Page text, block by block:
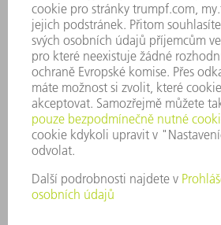
SHODA
SYSTÉM UPOZORŇOVAČŮ
SECURITY
TISKOVÉ ZPRÁVY
MAGAZÍN
UDRŽITELNOST
ŽIVOTNÍ PROSTŘEDÍ & KLIMA
SOCIÁLNÍ TÉMA & SPOLEČNOST
VEDENÍ FIRMY